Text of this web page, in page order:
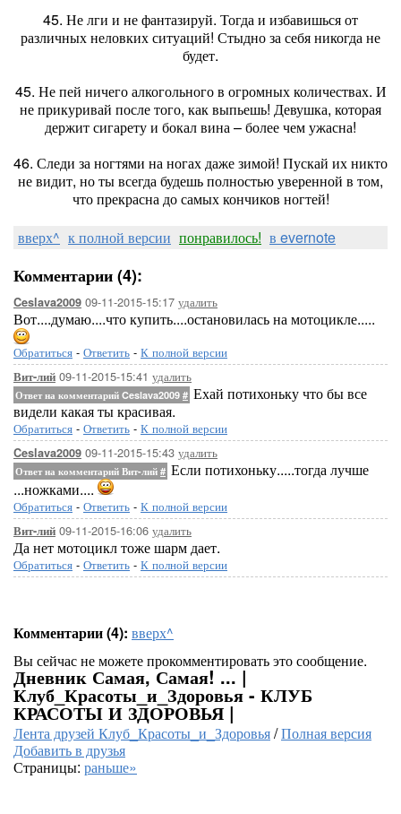
45. Не лги и не фантазируй. Тогда и избавишься от
различных неловких ситуаций! Стыдно за себя никогда не
будет.
45. Не пей ничего алкогольного в огромных количествах. И
не прикуривай после того, как выпьешь! Девушка, которая
держит сигарету и бокал вина – более чем ужасна!
46. Следи за ногтями на ногах даже зимой! Пускай их никто
не видит, но ты всегда будешь полностью уверенной в том,
что прекрасна до самых кончиков ногтей!
вверх^ к полной версии понравилось! в evernote
Комментарии (4):
Ceslava2009 09-11-2015-15:17 удалить
Вот....думаю....что купить....остановилась на мотоцикле.....
Обратиться - Ответить - К полной версии
Вит-лий 09-11-2015-15:41 удалить
Ответ на комментарий Ceslava2009 # Ехай потихоньку что бы все
видели какая ты красивая.
Обратиться - Ответить - К полной версии
Ceslava2009 09-11-2015-15:43 удалить
Ответ на комментарий Вит-лий # Если потихоньку.....тогда лучше
...ножками....
Обратиться - Ответить - К полной версии
Вит-лий 09-11-2015-16:06 удалить
Да нет мотоцикл тоже шарм дает.
Обратиться - Ответить - К полной версии
Комментарии (4): вверх^
Вы сейчас не можете прокомментировать это сообщение.
Дневник Самая, Самая! ... |
Клуб_Красоты_и_Здоровья - КЛУБ
КРАСОТЫ И ЗДОРОВЬЯ |
Лента друзей Клуб_Красоты_и_Здоровья/Полная версия
Добавить в друзья
Страницы: раньше»